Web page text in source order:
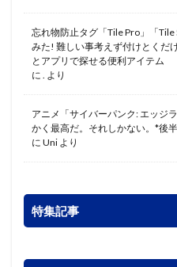
忘れ物防止タグ「Tile Pro」「
みた! 難しい事考えず付けとくだ
とアプリで探せる便利アイテム
に
より
アニメ「サイバーパンク: エッジ
かく最高だ。それしかない。*後
に Uni より
特集記事